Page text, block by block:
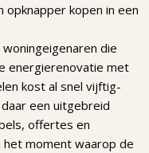
kopen in een
die
energierenovatie met
kost al snel vijftig-
een uitgebreid
offertes en
moment waarop de